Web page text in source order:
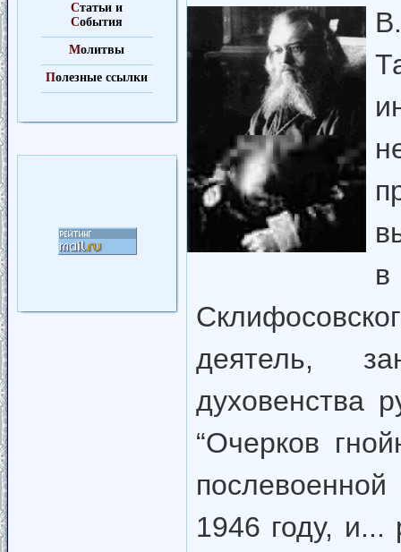
Cтатьи и
События
Молитвы
Полезные ссылки
в
деятель,
духовенства
“Очерков
1946 году, и...